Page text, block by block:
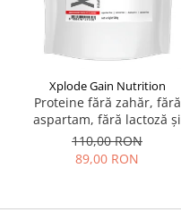
Xplode Gain Nutrition
Proteine fără zahăr, fără
aspartam, fără lactoză și
fără gluten - X Whey ZERO
110,00 RON
89,00 RON